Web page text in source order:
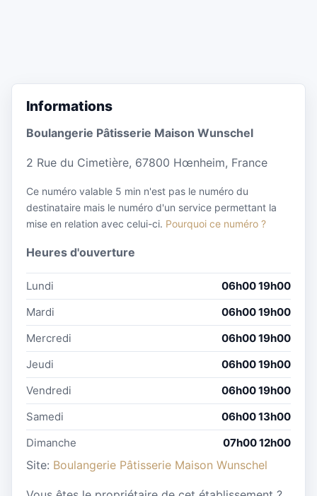
Informations
Boulangerie Pâtisserie Maison Wunschel
2 Rue du Cimetière, 67800 Hœnheim, France
Ce numéro valable 5 min n'est pas le numéro du
destinataire mais le numéro d'un service permettant la
mise en relation avec celui-ci. Pourquoi ce numéro ?
Heures d'ouverture
Lundi
06h00 19h00
Mardi
06h00 19h00
Mercredi
06h00 19h00
Jeudi
06h00 19h00
Vendredi
06h00 19h00
Samedi
06h00 13h00
Dimanche
07h00 12h00
Site: Boulangerie Pâtisserie Maison Wunschel